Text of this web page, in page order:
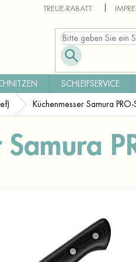
TREUE-RABATT
SCHLEIFSERVICE
Küchenmesser Samura
Samura